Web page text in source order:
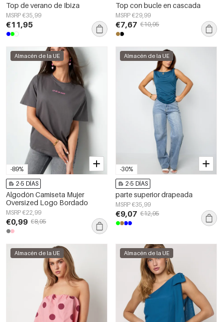
Top de verano de Ibiza
MSRP €35,99
€11,95
Top con bucle en cascada
MSRP €29,99
€7,67 €10,95
-89%
Almacén de la UE
2-5 DÍAS
Algodón Camiseta Mujer
Oversized Logo Bordado
MSRP €22,99
€0,99 €8,95
-30%
Almacén de la UE
2-5 DÍAS
parte superior drapeada
MSRP €35,99
€9,07 €12,95
Almacén de la UE Almacén de la UE